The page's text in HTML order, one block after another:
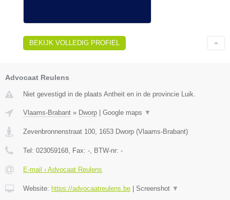
BEKIJK VOLLEDIG PROFIEL
Advocaat Reulens
Niet gevestigd in de plaats Antheit en in de provincie Luik.
Vlaams-Brabant » Dworp Google maps ▼
Zevenbronnenstraat 100 1653 Dworp (Vlaams-Brabant)
Tel: 023059168 , Fax: - , BTW-nr: -
E-mail › Advocaat Reulens
Website: https://advocaatreulens.be Screenshot ▼